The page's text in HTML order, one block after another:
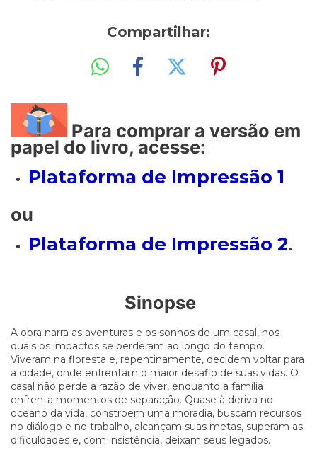
Compartilhar:
Para comprar a versão em
papel do livro, acesse:
Plataforma de Impressão 1
ou
Plataforma de Impressão 2.
Sinopse
A obra narra as aventuras e os sonhos de um casal, nos
quais os impactos se perderam ao longo do tempo.
Viveram na floresta e, repentinamente, decidem voltar para
a cidade, onde enfrentam o maior desafio de suas vidas. O
casal não perde a razão de viver, enquanto a família
enfrenta momentos de separação. Quase à deriva no
oceano da vida, constroem uma moradia, buscam recursos
no diálogo e no trabalho, alcançam suas metas, superam as
dificuldades e, com insistência, deixam seus legados.